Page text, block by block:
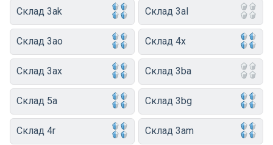
Склад 3ak Склад 3al
Склад 3ao Склад 4x
Склад 3ax Склад 3ba
Склад 5a Склад 3bg
Склад 4r Склад 3am